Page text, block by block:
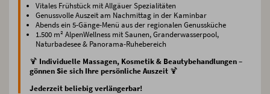
Vitales Frühstück mit Allgäuer Spezialitäten
Genussvolle Auszeit am Nachmittag in der Kaminbar
Abends ein 5-Gänge-Menü aus der regionalen Genussküche
1.500 m² AlpenWellness mit Saunen, Granderwasserpool,
Naturbadesee & Panorama-Ruhebereich
🍹 Individuelle Massagen, Kosmetik & Beautybehandlungen –
gönnen Sie sich Ihre persönliche Auszeit 🍹
Jederzeit beliebig verlängerbar!